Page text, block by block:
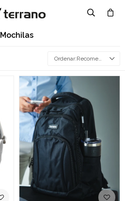
Mochilas
Recomendados